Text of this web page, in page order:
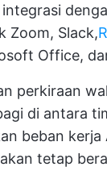
integrasi
Zoom, Slack,
Office,
perkiraan
di antara
beban kerja
tetap